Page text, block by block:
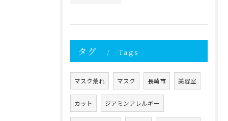
タグ Tags
マスク荒れ マスク 長崎市 美容室
カット ジアミンアレルギー